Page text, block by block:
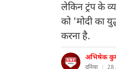
लेकिन ट्रंप के
को 'मोदी का
करना है.
अभिषेक